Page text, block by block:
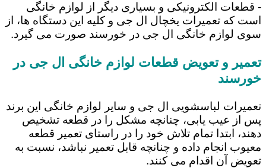
- قطعات الکترونیکی و بسیاری دیگر از لوازم خانگی
است که تعمیرات یخچال ال جی و کلیه این دستگاه ها، از
سوی لوازم خانگی ال جی در خورسند صورت می گیرد.
تعمیر و تعویض قطعات لوازم خانگی ال جی در
خورسند
تعمیرات لباسشویی ال جی و سایر لوازم خانگی این برند
پس از عیب یابی، چنانچه مشکل را در قطعه تشخیص
دهند، ابتدا تمام تلاش خود را در راستای تعمیر قطعه
معیوب انجام داده و چنانچه قابل تعمیر نباشد، نسبت به
تعویض آن اقدام می کنند.